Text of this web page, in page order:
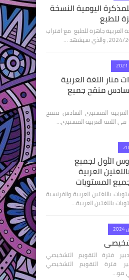
اليومية النسخة
للطبع
العربية جاهزة للطبع مع اقتراب
منار اللغة العربية
منقح جميع
المستوى السادس منقح
في اللغة العربية المستوى…
الأول لجميع
العربية
المستويات
باللغتين العربية والفرنسية
باللغتين العربية…
فترة التقويم التشخيصي
فترة التقويم التشخيصي